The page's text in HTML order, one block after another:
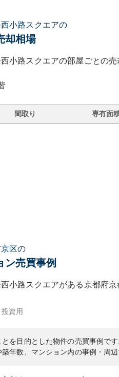
小路スクエアの
却相場
小路スクエアの部屋ごとの売
間取り 専有面
区の
ン売買事例
小路スクエアがある京都府京
投資用
を目的とした物件の売買事例です
年数、マンション内の事例・周